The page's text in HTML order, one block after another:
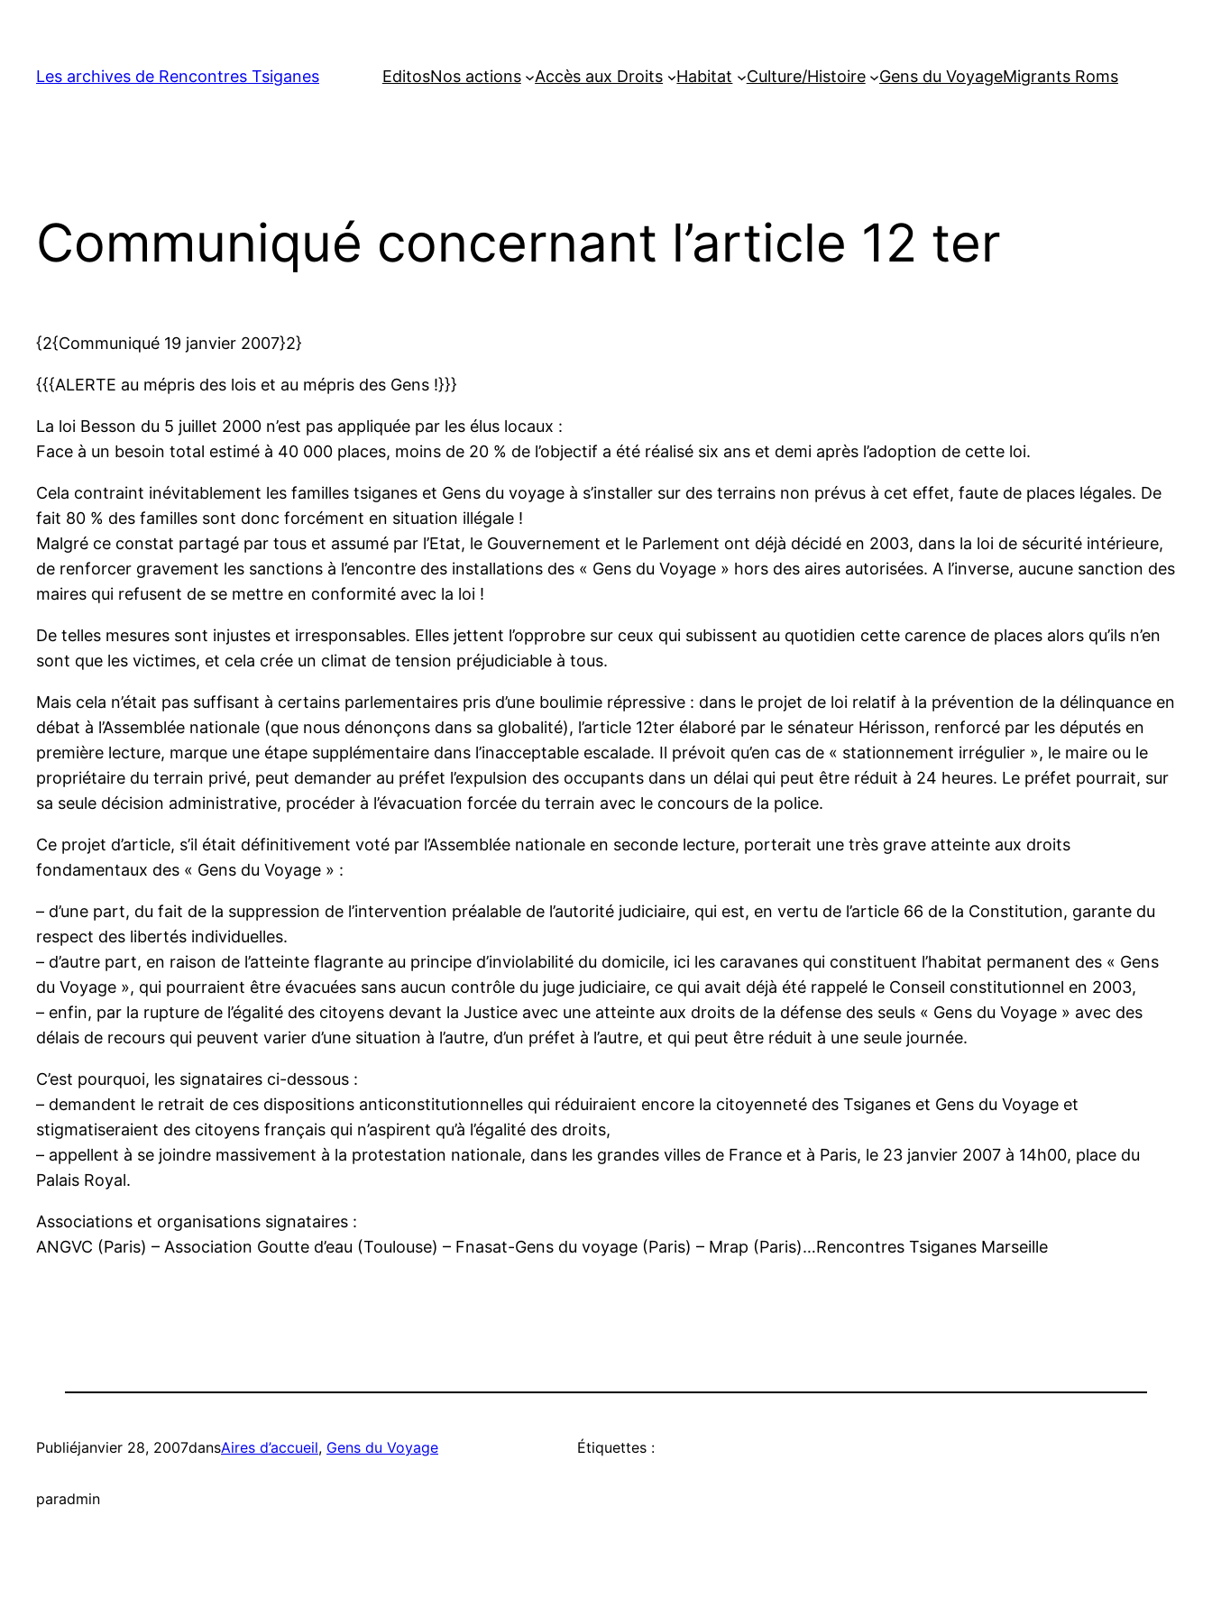
contenu
Les archives de Rencontres Tsiganes EditosNos actions Accès aux Droits Habitat Culture/Histoire Gens du VoyageMigrants Roms
Communiqué concernant l’article 12 ter
{2{Communiqué 19 janvier 2007}2}
{{{ALERTE au mépris des lois et au mépris des Gens !}}}
La loi Besson du 5 juillet 2000 n’est pas appliquée par les élus locaux :
Face à un besoin total estimé à 40 000 places, moins de 20 % de l’objectif a été réalisé six ans et demi après l’adoption de cette loi.
Cela contraint inévitablement les familles tsiganes et Gens du voyage à s’installer sur des terrains non prévus à cet effet, faute de places légales. De
fait 80 % des familles sont donc forcément en situation illégale !
Malgré ce constat partagé par tous et assumé par l’Etat, le Gouvernement et le Parlement ont déjà décidé en 2003, dans la loi de sécurité intérieure,
de renforcer gravement les sanctions à l’encontre des installations des « Gens du Voyage » hors des aires autorisées. A l’inverse, aucune sanction des
maires qui refusent de se mettre en conformité avec la loi !
De telles mesures sont injustes et irresponsables. Elles jettent l’opprobre sur ceux qui subissent au quotidien cette carence de places alors qu’ils n’en
sont que les victimes, et cela crée un climat de tension préjudiciable à tous.
Mais cela n’était pas suffisant à certains parlementaires pris d’une boulimie répressive : dans le projet de loi relatif à la prévention de la délinquance en
débat à l’Assemblée nationale (que nous dénonçons dans sa globalité), l’article 12ter élaboré par le sénateur Hérisson, renforcé par les députés en
première lecture, marque une étape supplémentaire dans l’inacceptable escalade. Il prévoit qu’en cas de « stationnement irrégulier », le maire ou le
propriétaire du terrain privé, peut demander au préfet l’expulsion des occupants dans un délai qui peut être réduit à 24 heures. Le préfet pourrait, sur
sa seule décision administrative, procéder à l’évacuation forcée du terrain avec le concours de la police.
Ce projet d’article, s’il était définitivement voté par l’Assemblée nationale en seconde lecture, porterait une très grave atteinte aux droits
fondamentaux des « Gens du Voyage » :
– d’une part, du fait de la suppression de l’intervention préalable de l’autorité judiciaire, qui est, en vertu de l’article 66 de la Constitution, garante du
respect des libertés individuelles.
– d’autre part, en raison de l’atteinte flagrante au principe d’inviolabilité du domicile, ici les caravanes qui constituent l’habitat permanent des « Gens
du Voyage », qui pourraient être évacuées sans aucun contrôle du juge judiciaire, ce qui avait déjà été rappelé le Conseil constitutionnel en 2003,
– enfin, par la rupture de l’égalité des citoyens devant la Justice avec une atteinte aux droits de la défense des seuls « Gens du Voyage » avec des
délais de recours qui peuvent varier d’une situation à l’autre, d’un préfet à l’autre, et qui peut être réduit à une seule journée.
C’est pourquoi, les signataires ci-dessous :
– demandent le retrait de ces dispositions anticonstitutionnelles qui réduiraient encore la citoyenneté des Tsiganes et Gens du Voyage et
stigmatiseraient des citoyens français qui n’aspirent qu’à l’égalité des droits,
– appellent à se joindre massivement à la protestation nationale, dans les grandes villes de France et à Paris, le 23 janvier 2007 à 14h00, place du
Palais Royal.
Associations et organisations signataires :
ANGVC (Paris) – Association Goutte d’eau (Toulouse) – Fnasat-Gens du voyage (Paris) – Mrap (Paris)…Rencontres Tsiganes Marseille
Publiéjanvier 28, 2007dansAires d’accueil, Gens du Voyage
paradmin
Étiquettes :